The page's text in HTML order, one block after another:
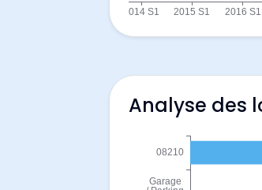
Analyse des